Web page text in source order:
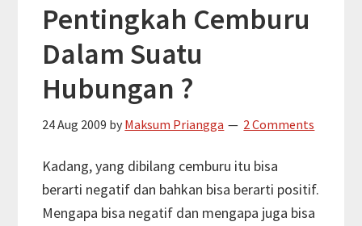
Pentingkah Cemburu
Dalam Suatu
Hubungan ?
24 Aug 2009 by Maksum Priangga 2 Comments
Kadang, yang dibilang cemburu itu bisa
berarti negatif dan bahkan bisa berarti positif.
Mengapa bisa negatif dan mengapa juga bisa